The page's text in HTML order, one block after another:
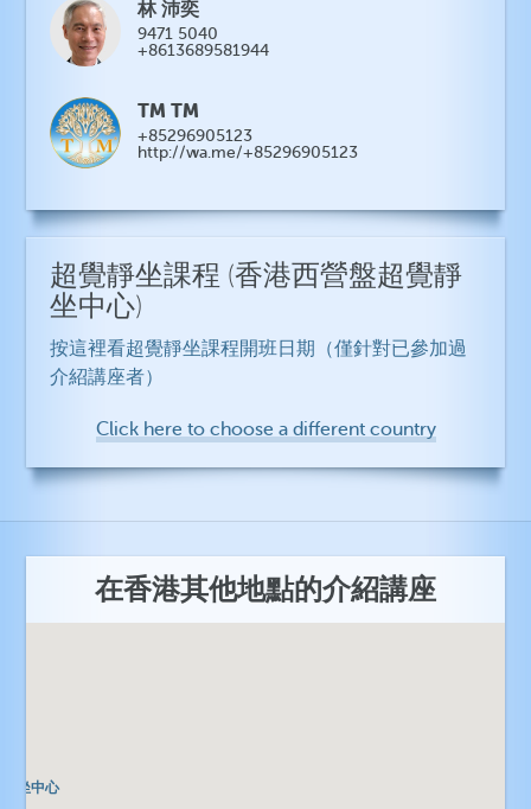
林 沛奕
9471 5040
+8613689581944
TM TM
+85296905123
http://wa.me/+85296905123
超覺靜坐課程 (香港西營盤超覺靜
坐中心)
按這裡看超覺靜坐課程開班日期（僅針對已參加過
介紹講座者）
Click here to choose a different country
在香港其他地點的介紹講座
坐中心
坐中心